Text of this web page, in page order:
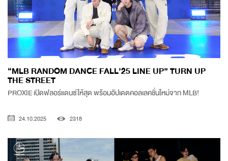
“MLB RANDOM DANCE FALL’25 LINE UP” TURN UP
THE STREET
PROXIE เปิดฟลอร์แดนซ์ให้สุด พร้อมอัปเดตคอลเลคชั่นใหม่จาก MLB!
24.10.2025 2318